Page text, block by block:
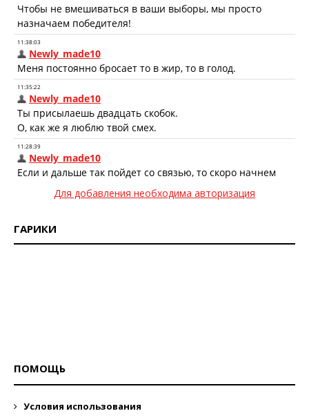
Для добавления необходима авторизация
ГАРИКИ
ПОМОЩЬ
Условия использования